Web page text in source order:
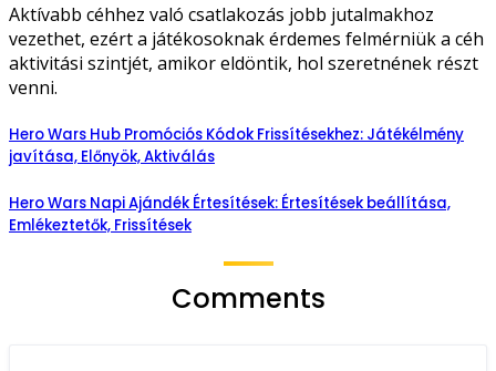
Aktívabb céhhez való csatlakozás jobb jutalmakhoz
vezethet, ezért a játékosoknak érdemes felmérniük a céh
aktivitási szintjét, amikor eldöntik, hol szeretnének részt
venni.
Hero Wars Hub Promóciós Kódok Frissítésekhez: Játékélmény
javítása, Előnyök, Aktiválás
Hero Wars Napi Ajándék Értesítések: Értesítések beállítása,
Emlékeztetők, Frissítések
Comments